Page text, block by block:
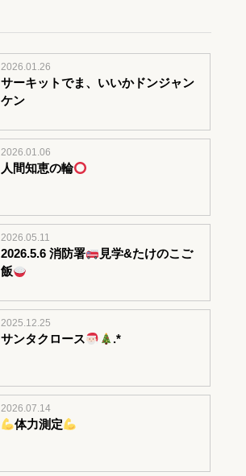
2026.01.26
サーキットでま、いいかドンジャン
ケン
2026.01.06
人間知恵の輪
2026.05.11
2026.5.6 消防署
見学&たけのこご
飯
2025.12.25
サンタクロース .*
2026.07.14
体力測定